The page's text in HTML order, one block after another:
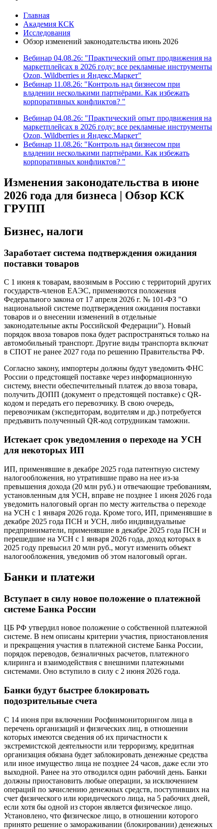
Главная
Академия КСК
Исследования
Обзор изменений законодательства июнь 2026
Вебинар 04.08.26: "Практический опыт продвижения на
маркетплейсах в 2026 году: все рекламные инструменты
Ozon, Wildberries и Яндекс.Маркет"
Вебинар 11.08.26: "Контроль над бизнесом при
владении несколькими партнёрами. Как избежать
корпоративных конфликтов? "
Вебинар 04.08.26: "Практический опыт продвижения на
маркетплейсах в 2026 году: все рекламные инструменты
Ozon, Wildberries и Яндекс.Маркет"
Вебинар 11.08.26: "Контроль над бизнесом при
владении несколькими партнёрами. Как избежать
корпоративных конфликтов? "
Изменения законодательства в июне
2026 года для бизнеса | Обзор КСК
ГРУПП
Бизнес, налоги
Заработает система подтверждения ожидания
поставки товаров
С 1 июня к товарам, ввозимым в Россию с территорий других
государств-членов ЕАЭС, применяются положения
Федерального закона от 17 апреля 2026 г. № 101-ФЗ "О
национальной системе подтверждения ожидания поставки
товаров и о внесении изменений в отдельные
законодательные акты Российской Федерации"). Новый
порядок ввоза товаров пока будет распространяться только на
автомобильный транспорт. Другие виды транспорта включат
в СПОТ не ранее 2027 года по решению Правительства РФ.
Согласно закону, импортеры должны будут уведомить ФНС
России о предстоящей поставке через информационную
систему, внести обеспечительный платеж до ввоза товара,
получить ДОПП (документ о предстоящей поставке) с QR-
кодом и передать его перевозчику. В свою очередь,
перевозчикам (экспедиторам, водителям и др.) потребуется
предъявить полученный QR-код сотрудникам таможни.
Истекает срок уведомления о переходе на УСН
для некоторых ИП
ИП, применявшие в декабре 2025 года патентную систему
налогообложения, но утратившие право на нее из-за
превышения дохода (20 млн руб.) и отвечающие требованиям,
установленным для УСН, вправе не позднее 1 июня 2026 года
уведомить налоговый орган по месту жительства о переходе
на УСН с 1 января 2026 года. Кроме того, ИП, применявшие в
декабре 2025 года ПСН и УСН, либо индивидуальные
предприниматели, применявшие в декабре 2025 года ПСН и
перешедшие на УСН с 1 января 2026 года, доход которых в
2025 году превысил 20 млн руб., могут изменить объект
налогообложения, уведомив об этом налоговый орган.
Банки и платежи
Вступает в силу новое положение о платежной
системе Банка России
ЦБ РФ утвердил новое положение о собственной платежной
системе. В нем описаны критерии участия, приостановления
и прекращения участия в платежной системе Банка России,
порядок переводов, безналичных расчетов, платежного
клиринга и взаимодействия с внешними платежными
системами. Оно вступило в силу с 2 июня 2026 года.
Банки будут быстрее блокировать
подозрительные счета
С 14 июня при включении Росфинмониторингом лица в
перечень организаций и физических лиц, в отношении
которых имеются сведения об их причастности к
экстремистской деятельности или терроризму, кредитная
организация обязана будет заблокировать денежные средства
или иное имущество лица не позднее 24 часов, даже если это
выходной. Ранее на это отводился один рабочий день. Банки
должны приостановить любые операции, за исключением
операций по зачислению денежных средств, поступивших на
счет физического или юридического лица, на 5 рабочих дней,
если хотя бы одной из сторон является физическое лицо.
Установлено, что физическое лицо, в отношении которого
принято решение о замораживании (блокировании) денежных